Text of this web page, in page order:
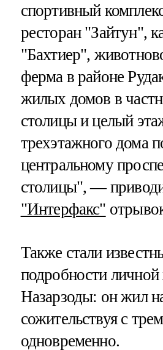
спортивный
ресторан "Зайтун",
"Бахтиер",
ферма в районе
жилых домов в
столицы и целый
трехэтажного дома
центральному
столицы", —
"Интерфакс"
Также стали
подробности
Назарзоды: он жил
сожительствуя с
одновременно.